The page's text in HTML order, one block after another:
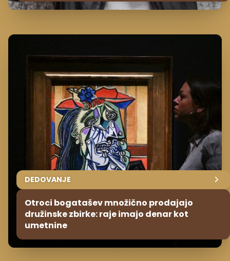
DEDOVANJE
Otroci bogatašev množično prodajajo
družinske zbirke: raje imajo denar kot
umetnine